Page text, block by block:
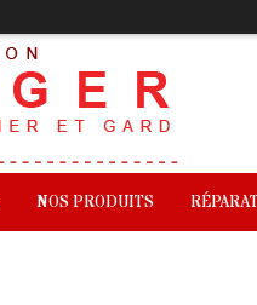
NOS PRODUITS